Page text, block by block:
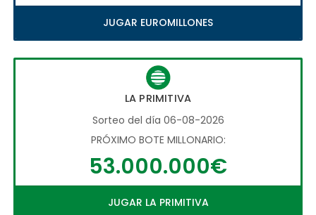
JUGAR EUROMILLONES
LA PRIMITIVA
Sorteo del día 06-08-2026
PRÓXIMO BOTE MILLONARIO:
53.000.000€
JUGAR LA PRIMITIVA